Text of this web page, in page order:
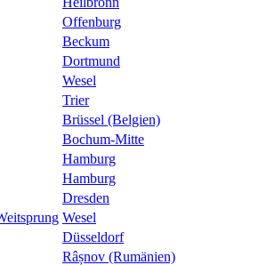
Offenburg
Beckum
Dortmund
Wesel
Trier
Brüssel (Belgien)
Bochum-Mitte
Hamburg
Hamburg
Dresden
Wesel
Düsseldorf
Râșnov (Rumänien)